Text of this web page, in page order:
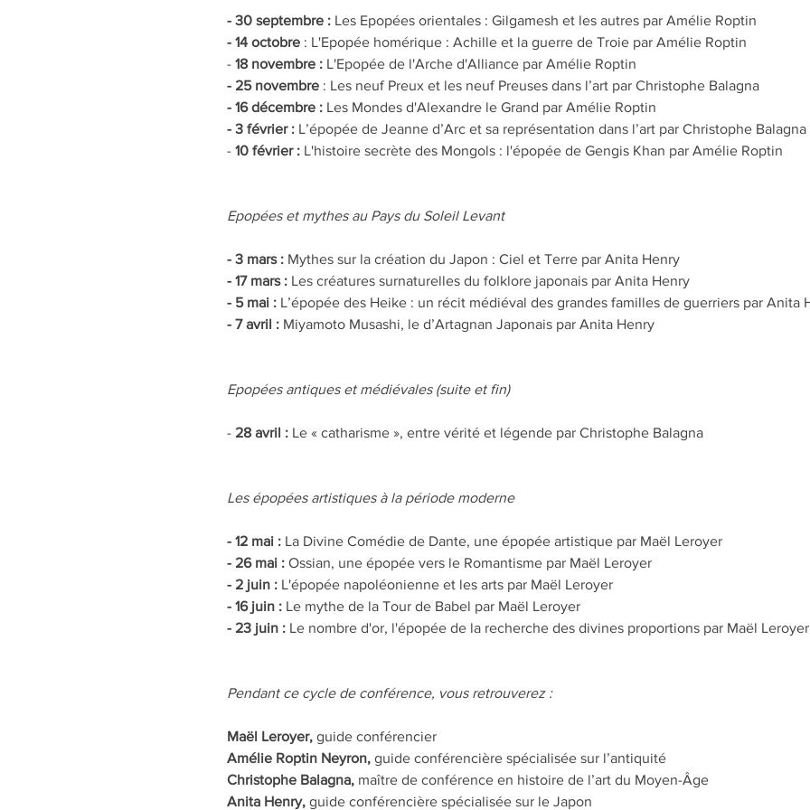
- 30 septembre : Les Epopées orientales : Gilgamesh et les autres par Amélie Roptin
- 14 octobre : L'Epopée homérique : Achille et la guerre de Troie par Amélie Roptin
- 18 novembre : L'Epopée de l'Arche d'Alliance par Amélie Roptin
- 25 novembre : Les neuf Preux et les neuf Preuses dans l’art par Christophe Balagna
- 16 décembre : Les Mondes d'Alexandre le Grand par Amélie Roptin
- 3 février : L’épopée de Jeanne d’Arc et sa représentation dans l’art par Christophe Balagna
- 10 février : L'histoire secrète des Mongols : l'épopée de Gengis Khan par Amélie Roptin
Epopées et mythes au Pays du Soleil Levant
- 3 mars : Mythes sur la création du Japon : Ciel et Terre par Anita Henry
- 17 mars : Les créatures surnaturelles du folklore japonais par Anita Henry
- 5 mai : L’épopée des Heike : un récit médiéval des grandes familles de guerriers par Anita
- 7 avril : Miyamoto Musashi, le d’Artagnan Japonais par Anita Henry
Epopées antiques et médiévales (suite et fin)
- 28 avril : Le « catharisme », entre vérité et légende par Christophe Balagna
Les épopées artistiques à la période moderne
- 12 mai : La Divine Comédie de Dante, une épopée artistique par Maël Leroyer
- 26 mai : Ossian, une épopée vers le Romantisme par Maël Leroyer
- 2 juin : L'épopée napoléonienne et les arts par Maël Leroyer
- 16 juin : Le mythe de la Tour de Babel par Maël Leroyer
- 23 juin : Le nombre d'or, l'épopée de la recherche des divines proportions par Maël Leroyer
Pendant ce cycle de conférence, vous retrouverez :
Maël Leroyer, guide conférencier
Amélie Roptin Neyron, guide conférencière spécialisée sur l’antiquité
Christophe Balagna, maître de conférence en histoire de l’art du Moyen-Âge
Anita Henry, guide conférencière spécialisée sur le Japon